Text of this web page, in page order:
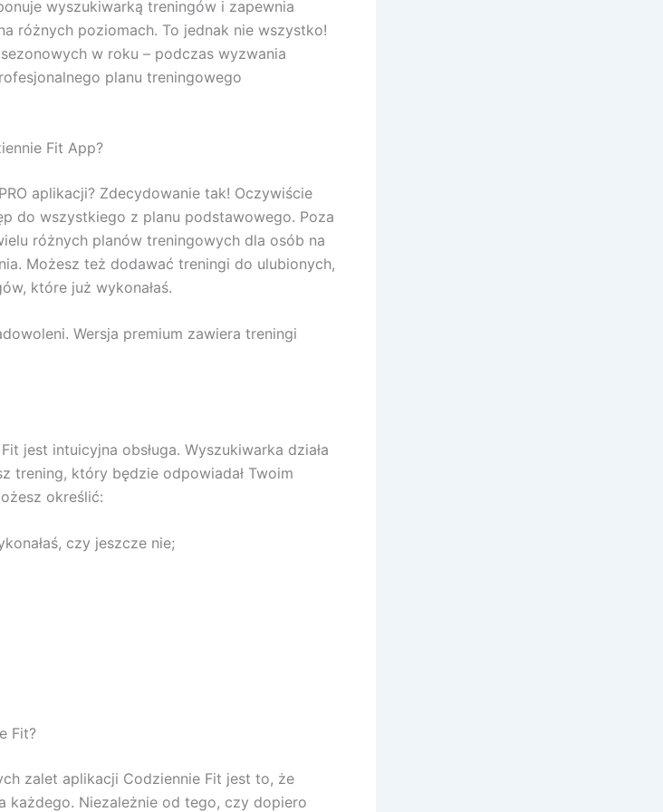
wyszukiwarką treningów i zapewnia
różnych poziomach. To jednak nie wszystko!
w roku – podczas wyzwania
planu treningowego
Fit App?
aplikacji? Zdecydowanie tak! Oczywiście
do wszystkiego z planu podstawowego. Poza
różnych planów treningowych dla osób na
Możesz też dodawać treningi do ulubionych,
które już wykonałaś.
Wersja premium zawiera treningi
jest intuicyjna obsługa. Wyszukiwarka działa
trening, który będzie odpowiadał Twoim
określić:
czy jeszcze nie;
Fit?
zalet aplikacji Codziennie Fit jest to, że
każdego. Niezależnie od tego, czy dopiero